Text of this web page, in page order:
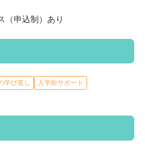
（申込制）あり
学び直し
入学前サポート